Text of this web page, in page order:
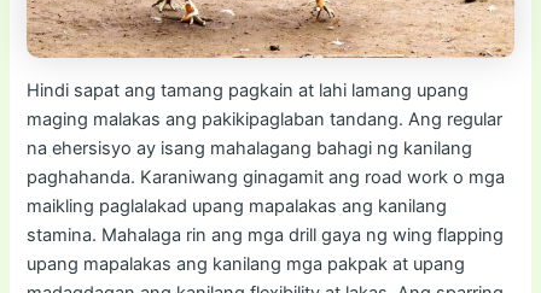
Hindi sapat ang tamang pagkain at lahi lamang upang
maging malakas ang pakikipaglaban tandang. Ang regular
na ehersisyo ay isang mahalagang bahagi ng kanilang
paghahanda. Karaniwang ginagamit ang road work o mga
maikling paglalakad upang mapalakas ang kanilang
stamina. Mahalaga rin ang mga drill gaya ng wing flapping
upang mapalakas ang kanilang mga pakpak at upang